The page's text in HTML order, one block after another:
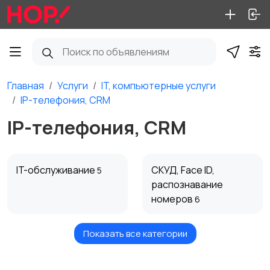
Главная Услуги
IT, компьютерные услуги
IP-телефония, CRM
IP-телефония, CRM
IT-обслуживание 5
СКУД, Face ID,
распознавание
номеров 6
Слаботочка,
IP-телефония, CRM
Показать все категории